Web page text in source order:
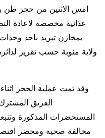
غذائية مخصصة لاعادة
بمخازن تبريد باحد
ولاية منوبة حسب تقرير لدائرة
وقد تمت عملية الحجز
الفريق
المستحضرات المذكورة
مخالفة صحية ومحضر